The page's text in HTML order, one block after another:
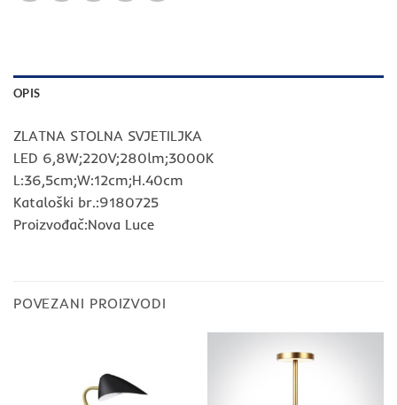
OPIS
ZLATNA STOLNA SVJETILJKA
LED 6,8W;220V;280lm;3000K
L:36,5cm;W:12cm;H.40cm
Kataloški br.:9180725
Proizvođač:Nova Luce
POVEZANI PROIZVODI